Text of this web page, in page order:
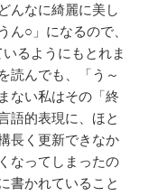
んなに綺麗に美し
ん○」になるので、
るようにもとれま
読んでも、「う～
ない私はその「終
語的表現に、ほと
長く更新できなか
なってしまったの
書かれていること